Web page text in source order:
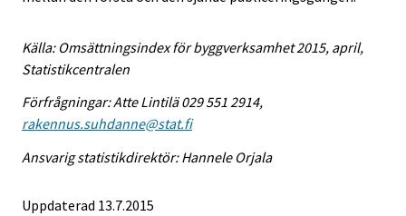
Källa: Omsättningsindex för byggverksamhet 2015, april,
Statistikcentralen
Förfrågningar: Atte Lintilä 029 551 2914,
rakennus.suhdanne@stat.fi
Ansvarig statistikdirektör: Hannele Orjala
Uppdaterad 13.7.2015